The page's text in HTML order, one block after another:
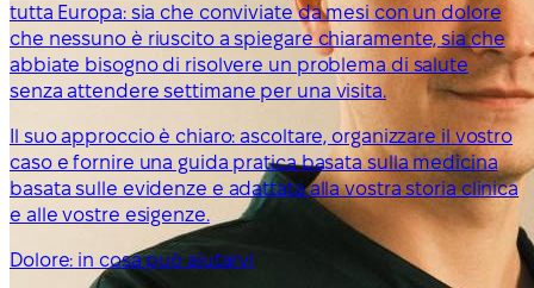
tutta Europa: sia che conviviate da mesi con un dolore
che nessuno è riuscito a spiegare chiaramente, sia che
abbiate bisogno di risolvere un problema di salute
senza attendere settimane per una visita.
Il suo approccio è chiaro: ascoltare, organizzare il vostro
caso e fornire una guida pratica basata sulla medicina
basata sulle evidenze e adattata alla vostra storia clinica
e alle vostre esigenze.
Dolore: in cosa può aiutarvi